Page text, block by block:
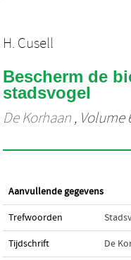
H. Cusell
Bescherm de
stadsvogel
De Korhaan , Volume
Aanvullende gegevens
Trefwoorden
Tijdschrift De